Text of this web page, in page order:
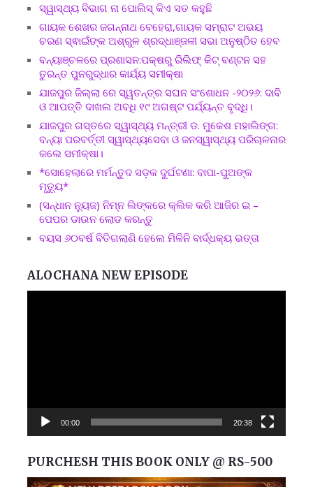
ସ୍ୱାସ୍ଥ୍ୟ ବିଭାଗ ନା ପୋଲିସ୍ କିଏ ସତ କହୁଛି
ଗାୟକ ଶେଖର ଜଗନ୍ନାଥ ବେହେରା,ଗାୟକ ସମ୍ରାଟ ଅଭୟ
ଚରଣ ସ୍ଵାଇଁଙ୍କ ଅଶ୍ରୁଳ ଶ୍ରଦ୍ଧାଞ୍ଜଳୀ ସଭା ଅନୁଷ୍ଠିତ ହେବ
ବନ୍ୟାଞ୍ଚଳରେ ପ୍ରଶାସନ:ପକ୍ଷରୁ ରିଲିଫ୍ କିଟ୍ ବଣ୍ଟନ ସହ
ତୁରନ୍ତ ପୁନରୁଦ୍ଧାର କାର୍ଯ୍ୟ ସମୀକ୍ଷା
ଯାଜପୁର ଜିଲ୍ଲା ରେ ସ୍ୱତନ୍ତ୍ର ସଘନ ସଂଶୋଧନ -୨୦୨୬: ଦାବି
ଓ ଆପତ୍ତି ଦାଖଲ ଅବଧି ୧୯ ଅଗଷ୍ଟ ପର୍ଯ୍ୟନ୍ତ ବୃଦ୍ଧି।
ଯାଜପୁର ଗସ୍ତରେ ସ୍ୱାସ୍ଥ୍ୟ ମନ୍ତ୍ରୀ ଡ. ମୁକେଶ ମହାଲିଙ୍ଗ:
ବନ୍ୟା ପରବର୍ତ୍ତୀ ସ୍ୱାସ୍ଥ୍ୟସେବା ଓ ଜନସ୍ୱାସ୍ଥ୍ୟ ପରିଚାଳନାର
କଲେ ସମୀକ୍ଷା।
*ସୋହେଲାରେ ମର୍ମନ୍ତୁଦ ସଡ଼କ ଦୁର୍ଘଟଣା: ବାପା-ପୁଅଙ୍କ
ମୃତ୍ୟୁ*
(ସନ୍ଧାନ ନ୍ୟୁଜ) ନିମ୍ନ ଲିଙ୍କରେ କ୍ଲିକ କରି ଆଜିର ଇ –
ପେପର ଡାଉନ ଲୋଡ କରନ୍ତୁ
ବୟସ ୬୦ବର୍ଷ ବିତିଗଲାଣି ହେଲେ ମିଳିନି ବାର୍ଦ୍ଧକ୍ୟ ଭତ୍ତା
ALOCHANA NEW EPISODE
00:00 20:38
PURCHESH THIS BOOK ONLY @ RS-500